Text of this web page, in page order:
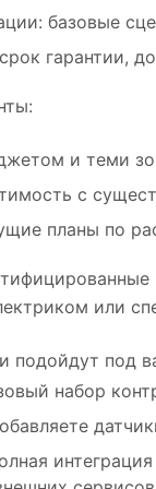
базовые
гарантии,
и теми
с
планы по
или
подойдут под
набор